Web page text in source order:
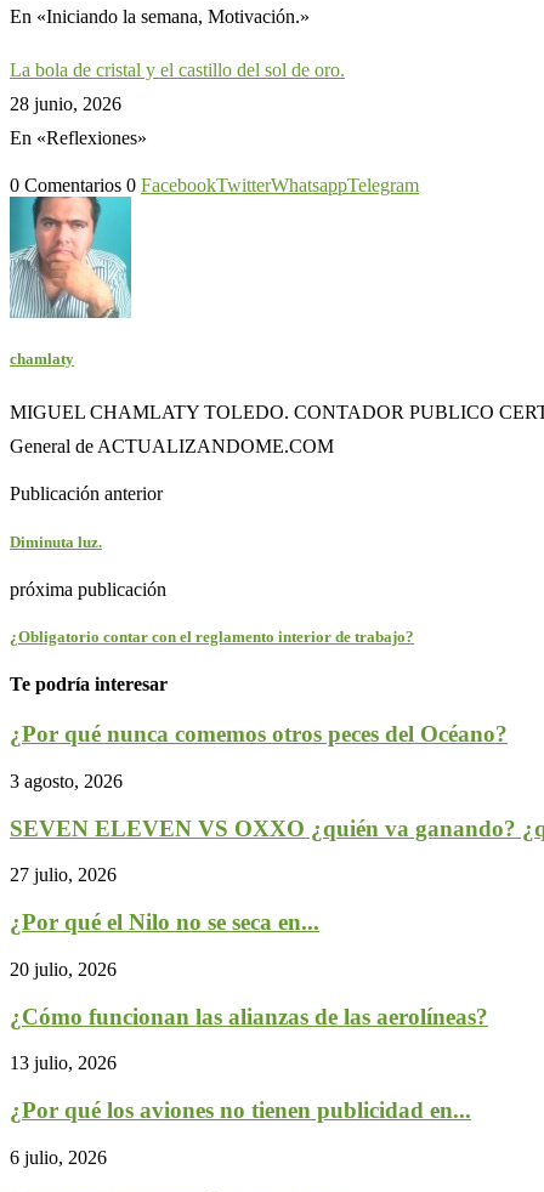
En «Iniciando la semana, Motivación.»
La bola de cristal y el castillo del sol de oro.
28 junio, 2026
En «Reflexiones»
0 Comentarios 0 FacebookTwitterWhatsappTelegram
chamlaty
MIGUEL CHAMLATY TOLEDO. CONTADOR PUBLICO
General de ACTUALIZANDOME.COM
Publicación anterior
Diminuta luz.
próxima publicación
¿Obligatorio contar con el reglamento interior de trabajo?
Te podría interesar
¿Por qué nunca comemos otros peces del Océano?
3 agosto, 2026
SEVEN ELEVEN VS OXXO ¿quién va ganando?
27 julio, 2026
¿Por qué el Nilo no se seca en...
20 julio, 2026
¿Cómo funcionan las alianzas de las aerolíneas?
13 julio, 2026
¿Por qué los aviones no tienen publicidad en...
6 julio, 2026